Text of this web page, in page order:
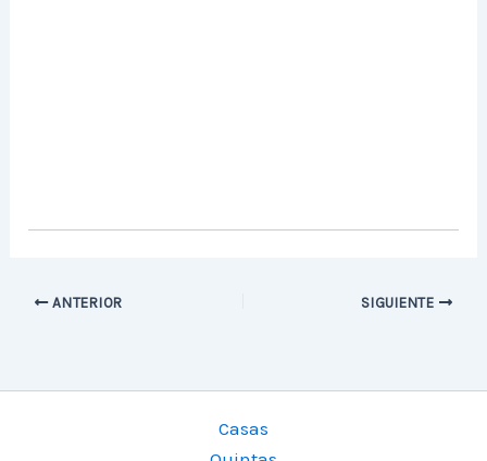
ANTERIOR SIGUIENTE
Casas